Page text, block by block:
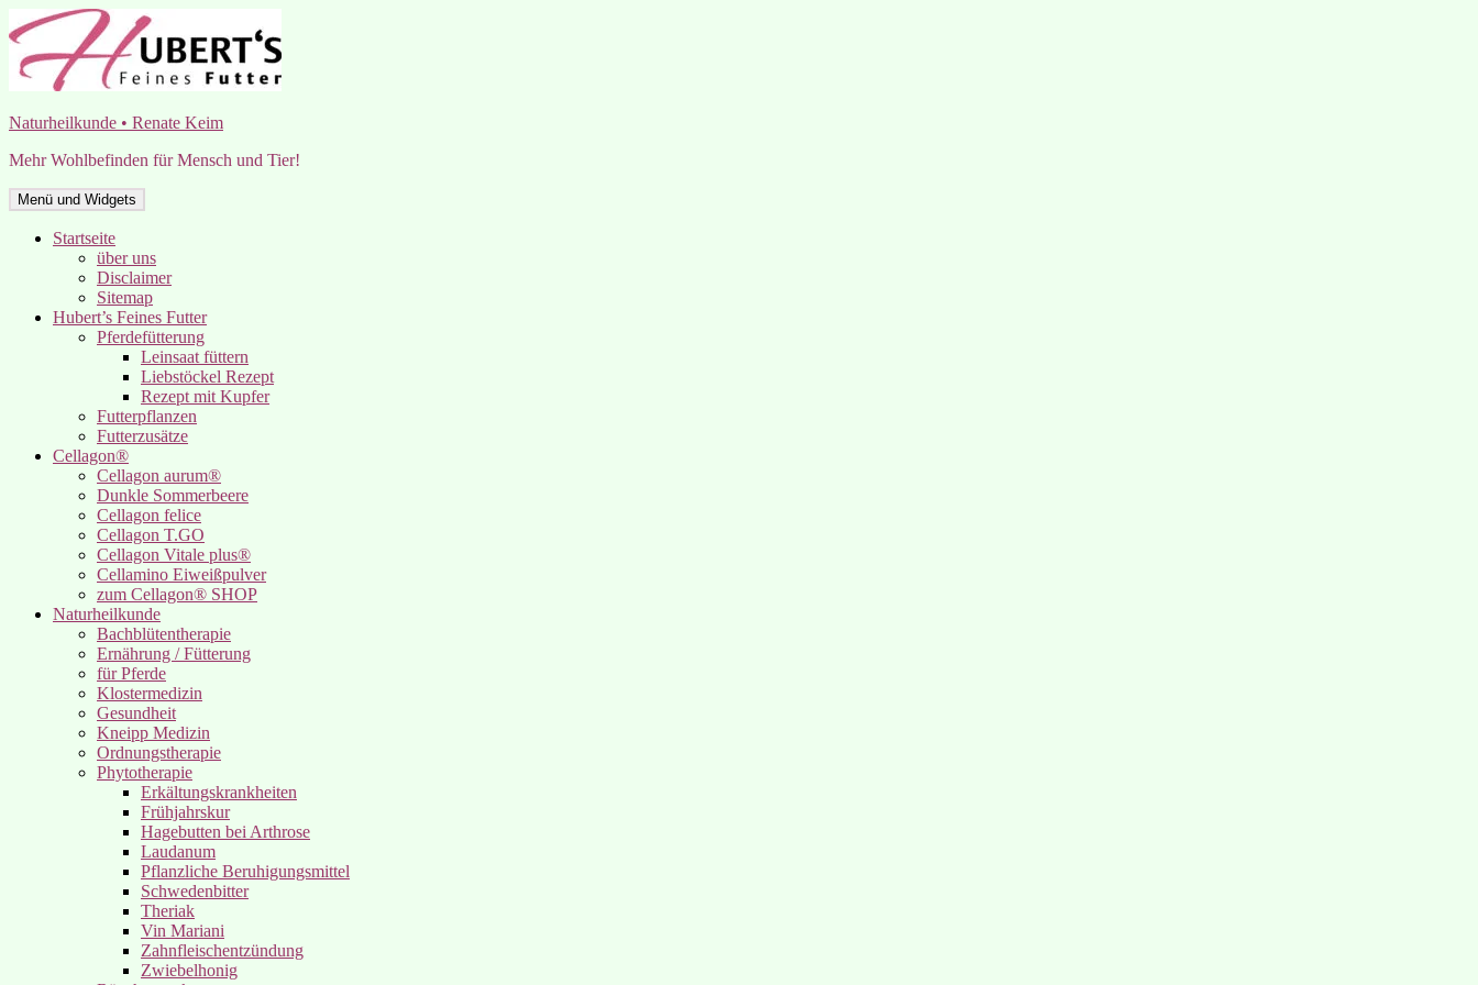
Zum
Inhalt
springen
Naturheilkunde • Renate Keim
Mehr Wohlbefinden für Mensch und Tier!
Menü und Widgets
Startseite
über uns
Disclaimer
Sitemap
Hubert’s Feines Futter
Pferdefütterung
Leinsaat füttern
Liebstöckel Rezept
Rezept mit Kupfer
Futterpflanzen
Futterzusätze
Cellagon®
Cellagon aurum®
Dunkle Sommerbeere
Cellagon felice
Cellagon T.GO
Cellagon Vitale plus®
Cellamino Eiweißpulver
zum Cellagon® SHOP
Naturheilkunde
Bachblütentherapie
Ernährung / Fütterung
für Pferde
Klostermedizin
Gesundheit
Kneipp Medizin
Ordnungstherapie
Phytotherapie
Erkältungskrankheiten
Frühjahrskur
Hagebutten bei Arthrose
Laudanum
Pflanzliche Beruhigungsmittel
Schwedenbitter
Theriak
Vin Mariani
Zahnfleischentzündung
Zwiebelhonig